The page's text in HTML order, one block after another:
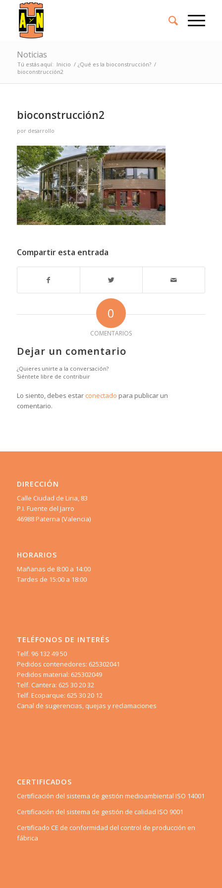
Noticias
Tú estás aquí: Inicio / ¿Qué es la bioconstrucción? /
bioconstrucción2
bioconstrucción2
por desarrollo
Compartir esta entrada
0
COMENTARIOS
Dejar un comentario
¿Quieres unirte a la conversación?
Siéntete libre de contribuir
Lo siento, debes estar conectado para publicar un
comentario.
DIRECCIÓN
Calle Ciudad de Liria, 83
P.I. Fuente del Jarro
46988 Paterna (Valencia)
HORARIOS
Mañanas de 8:00 a 14:00
Tardes de 15:00 a 18:00
TELÉFONOS DE INTERÉS
Telf. 96 132 49 50
Pedidos contenedores: 625302041
Pedidos material: 625302049
Telf. Cantera: 625 30 20 32
Telf. Ecoparque: 625 30 20 12
Canal de sugerencias, quejas y reclamaciones
CERTIFICADOS
Certificación del sistema de gestión medioambiental ISO 14001
Certificación del sistema de gestión de calidad ISO 9001
Certificado CE de conformidad del control de producción en
fábrica